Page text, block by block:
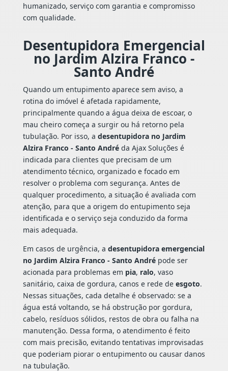
humanizado, serviço com garantia e compromisso
com qualidade.
Desentupidora Emergencial
no Jardim Alzira Franco -
Santo André
Quando um entupimento aparece sem aviso, a
rotina do imóvel é afetada rapidamente,
principalmente quando a água deixa de escoar, o
mau cheiro começa a surgir ou há retorno pela
tubulação. Por isso, a desentupidora no Jardim
Alzira Franco - Santo Andréda Ajax Soluções é
indicada para clientes que precisam de um
atendimento técnico, organizado e focado em
resolver o problema com segurança. Antes de
qualquer procedimento, a situação é avaliada com
atenção, para que a origem do entupimento seja
identificada e o serviço seja conduzido da forma
mais adequada.
Em casos de urgência, a desentupidora emergencial
no Jardim Alzira Franco - Santo Andrépode ser
acionada para problemas em pia, ralo, vaso
sanitário, caixa de gordura, canos e rede de esgoto.
Nessas situações, cada detalhe é observado: se a
água está voltando, se há obstrução por gordura,
cabelo, resíduos sólidos, restos de obra ou falha na
manutenção. Dessa forma, o atendimento é feito
com mais precisão, evitando tentativas improvisadas
que poderiam piorar o entupimento ou causar danos
na tubulação.